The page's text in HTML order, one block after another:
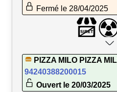
Fermé le 28/04/2025
PIZZA MILO PIZZA
94240388200015
Ouvert le 20/03/2025